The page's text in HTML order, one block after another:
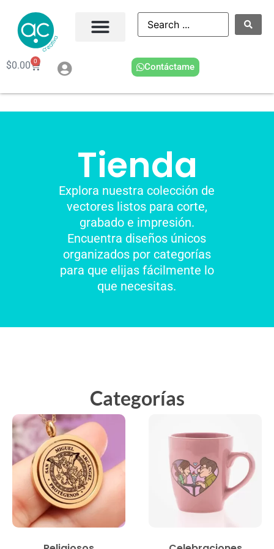
$0.00 0
Contáctame
Tienda
Explora nuestra colección de
vectores listos para corte,
grabado e impresión.
Encuentra diseños únicos
organizados por categorías
para que elijas fácilmente lo
que necesitas.
Categorías